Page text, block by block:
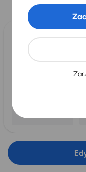
Wybieramy dla Ciebie
dla Ciebie